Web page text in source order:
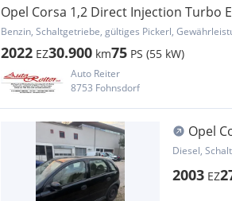
Opel Corsa 1,2 Direct Injection Turbo
Benzin, Schaltgetriebe, gültiges Pickerl,
2022 EZ30.900 km75 PS (55 kW)
Auto Reiter
8753 Fohnsdorf
Opel
Diesel,
2003 EZ